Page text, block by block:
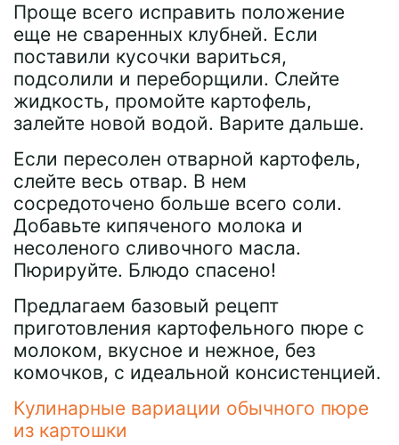
Проще всего исправить положение
еще не сваренных клубней. Если
поставили кусочки вариться,
подсолили и переборщили. Слейте
жидкость, промойте картофель,
залейте новой водой. Варите дальше.
Если пересолен отварной картофель,
слейте весь отвар. В нем
сосредоточено больше всего соли.
Добавьте кипяченого молока и
несоленого сливочного масла.
Пюрируйте. Блюдо спасено!
Предлагаем базовый рецепт
приготовления картофельного пюре с
молоком, вкусное и нежное, без
комочков, с идеальной консистенцией.
Кулинарные вариации обычного пюре
из картошки